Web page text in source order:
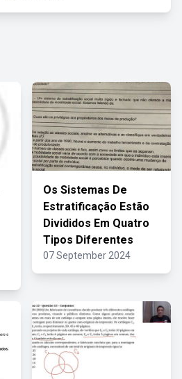
Os Sistemas De
Estratificação Estão
Divididos Em Quatro
Tipos Diferentes
07 September 2024